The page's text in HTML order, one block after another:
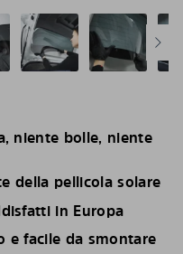
niente bolle, niente
della pellicola solare
in Europa
e facile da smontare